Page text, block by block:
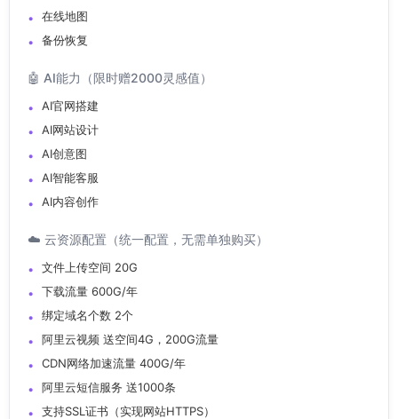
在线地图
备份恢复
🤖 AI能力（限时赠2000灵感值）
AI官网搭建
AI网站设计
AI创意图
AI智能客服
AI内容创作
☁️ 云资源配置（统一配置，无需单独购买）
文件上传空间 20G
下载流量 600G/年
绑定域名个数 2个
阿里云视频 送空间4G，200G流量
CDN网络加速流量 400G/年
阿里云短信服务 送1000条
支持SSL证书（实现网站HTTPS）